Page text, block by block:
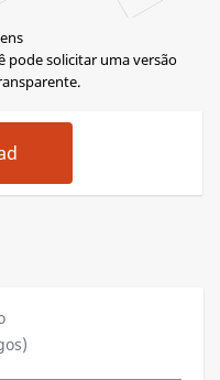
pode solicitar uma versão